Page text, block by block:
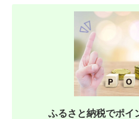
ふるさと納税でポイ